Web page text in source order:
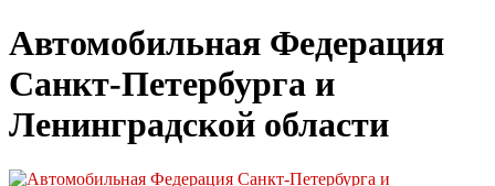
Автомобильная Федерация
Санкт-Петербурга и
Ленинградской области